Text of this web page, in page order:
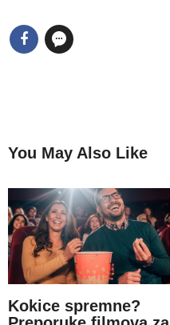
You May Also Like
Kokice spremne?